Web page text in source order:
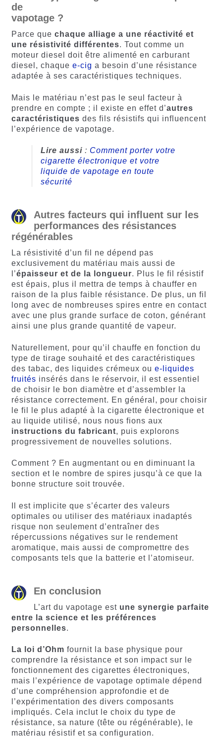
de
vapotage ?
Parce que chaque alliage a une réactivité et
une résistivité différentes. Tout comme un
moteur diesel doit être alimenté en carburant
diesel, chaque e-cig a besoin d’une résistance
adaptée à ses caractéristiques techniques.
Mais le matériau n’est pas le seul facteur à
prendre en compte ; il existe en effet d’autres
caractéristiques des fils résistifs qui influencent
l’expérience de vapotage.
Lire aussi: Comment porter votre
cigarette électronique et votre
liquide de vapotage en toute
sécurité
Autres facteurs qui influent sur les
performances des résistances
régénérables
La résistivité d’un fil ne dépend pas
exclusivement du matériau mais aussi de
l’épaisseur et de la longueur. Plus le fil résistif
est épais, plus il mettra de temps à chauffer en
raison de la plus faible résistance. De plus, un fil
long avec de nombreuses spires entre en contact
avec une plus grande surface de coton, générant
ainsi une plus grande quantité de vapeur.
Naturellement, pour qu’il chauffe en fonction du
type de tirage souhaité et des caractéristiques
des tabac, des liquides crémeux ou e-liquides
fruités insérés dans le réservoir, il est essentiel
de choisir le bon diamètre et d’assembler la
résistance correctement. En général, pour choisir
le fil le plus adapté à la cigarette électronique et
au liquide utilisé, nous nous fions aux
instructions du fabricant, puis explorons
progressivement de nouvelles solutions.
Comment ? En augmentant ou en diminuant la
section et le nombre de spires jusqu’à ce que la
bonne structure soit trouvée.
Il est implicite que s’écarter des valeurs
optimales ou utiliser des matériaux inadaptés
risque non seulement d’entraîner des
répercussions négatives sur le rendement
aromatique, mais aussi de compromettre des
composants tels que la batterie et l’atomiseur.
En conclusion
L’art du vapotage est une synergie parfaite
entre la science et les préférences
personnelles.
La loi d’Ohm fournit la base physique pour
comprendre la résistance et son impact sur le
fonctionnement des cigarettes électroniques,
mais l’expérience de vapotage optimale dépend
d’une compréhension approfondie et de
l’expérimentation des divers composants
impliqués. Cela inclut le choix du type de
résistance, sa nature (tête ou régénérable), le
matériau résistif et sa configuration.